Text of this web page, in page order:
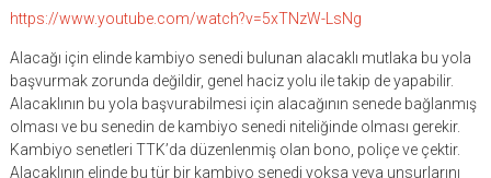
https://www.youtube.com/watch?v=5xTNzW-LsNg
Alacağı için elinde kambiyo senedi bulunan alacaklı mutlaka bu yola
başvurmak zorunda değildir, genel haciz yolu ile takip de yapabilir.
Alacaklının bu yola başvurabilmesi için alacağının senede bağlanmış
olması ve bu senedin de kambiyo senedi niteliğinde olması gerekir.
Kambiyo senetleri TTK’da düzenlenmiş olan bono, poliçe ve çektir.
Alacaklının elinde bu tür bir kambiyo senedi yoksa veya unsurlarını